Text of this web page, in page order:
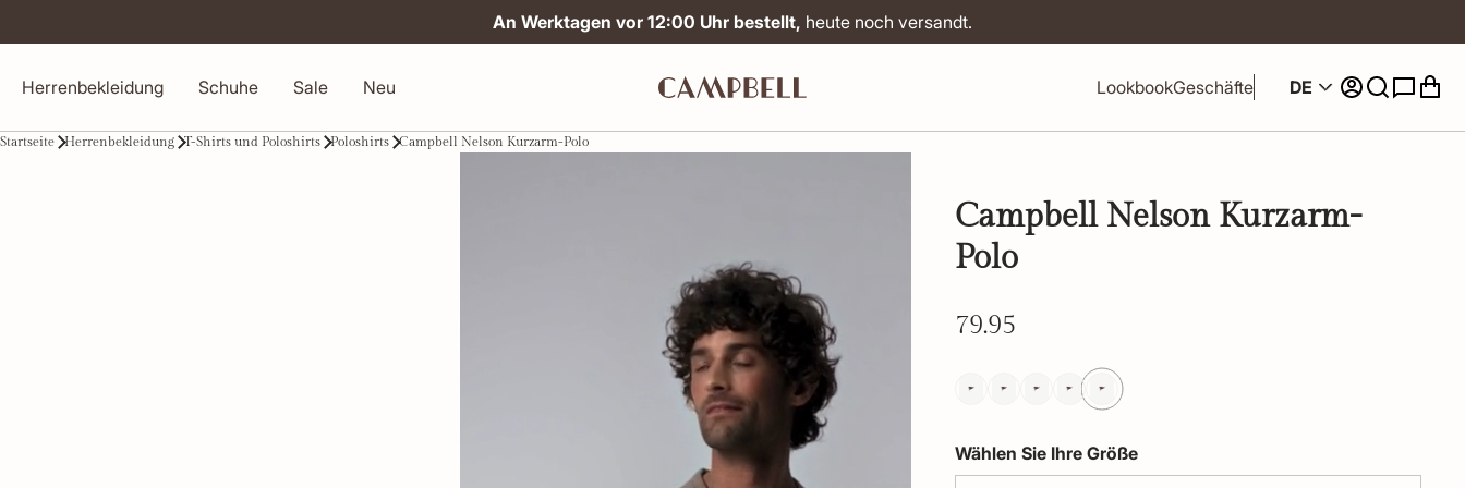
An Werktagen vor 12:00 Uhr bestellt, heute noch versandt.
Herrenbekleidung Schuhe Sale Neu LookbookGeschäfte DE
Startseite Herrenbekleidung T-Shirts und Poloshirts Poloshirts Campbell Nelson Kurzarm-Polo
Campbell Nelson Kurzarm-
Polo
79.95
Wählen Sie Ihre Größe